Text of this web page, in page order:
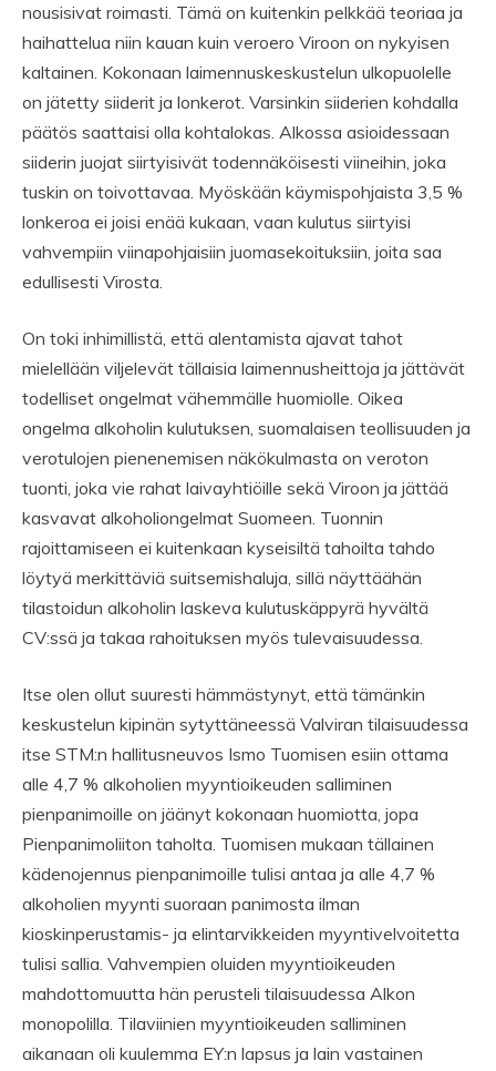
nousisivat roimasti. Tämä on kuitenkin pelkkää teoriaa ja
haihattelua niin kauan kuin veroero Viroon on nykyisen
kaltainen. Kokonaan laimennuskeskustelun ulkopuolelle
on jätetty siiderit ja lonkerot. Varsinkin siiderien kohdalla
päätös saattaisi olla kohtalokas. Alkossa asioidessaan
siiderin juojat siirtyisivät todennäköisesti viineihin, joka
tuskin on toivottavaa. Myöskään käymispohjaista 3,5 %
lonkeroa ei joisi enää kukaan, vaan kulutus siirtyisi
vahvempiin viinapohjaisiin juomasekoituksiin, joita saa
edullisesti Virosta.
On toki inhimillistä, että alentamista ajavat tahot
mielellään viljelevät tällaisia laimennusheittoja ja jättävät
todelliset ongelmat vähemmälle huomiolle. Oikea
ongelma alkoholin kulutuksen, suomalaisen teollisuuden ja
verotulojen pienenemisen näkökulmasta on veroton
tuonti, joka vie rahat laivayhtiöille sekä Viroon ja jättää
kasvavat alkoholiongelmat Suomeen. Tuonnin
rajoittamiseen ei kuitenkaan kyseisiltä tahoilta tahdo
löytyä merkittäviä suitsemishaluja, sillä näyttäähän
tilastoidun alkoholin laskeva kulutuskäppyrä hyvältä
CV:ssä ja takaa rahoituksen myös tulevaisuudessa.
Itse olen ollut suuresti hämmästynyt, että tämänkin
keskustelun kipinän sytyttäneessä Valviran tilaisuudessa
itse STM:n hallitusneuvos Ismo Tuomisen esiin ottama
alle 4,7 % alkoholien myyntioikeuden salliminen
pienpanimoille on jäänyt kokonaan huomiotta, jopa
Pienpanimoliiton taholta. Tuomisen mukaan tällainen
kädenojennus pienpanimoille tulisi antaa ja alle 4,7 %
alkoholien myynti suoraan panimosta ilman
kioskinperustamis- ja elintarvikkeiden myyntivelvoitetta
tulisi sallia. Vahvempien oluiden myyntioikeuden
mahdottomuutta hän perusteli tilaisuudessa Alkon
monopolilla. Tilaviinien myyntioikeuden salliminen
aikanaan oli kuulemma EY:n lapsus ja lain vastainen